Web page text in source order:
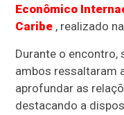
Econômico
Caribe , realizado
Durante o encontro,
ambos ressaltaram
aprofundar as
destacando a